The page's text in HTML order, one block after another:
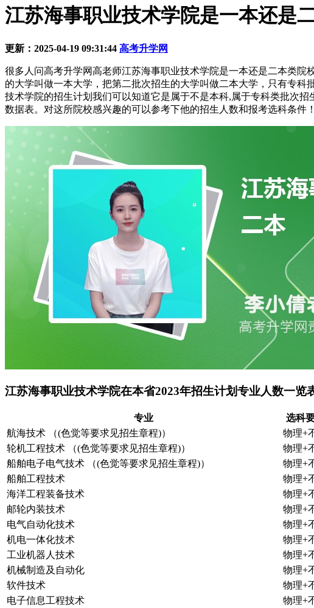
江苏海事职业技术学院是一本还是
更新：2025-04-19 09:31:44 高考升学网
很多人问高考升学网高老师江苏海事职业技术学院是一本还是二本类
的大学叫做一本大学，把第二批次招生的大学叫做二本大学，只有专
技术学院的招生计划我们可以知道它是属于不是本科,属于专科类批次
数据表。对这所院校感兴趣的可以参考下他的招生人数和报考选科条件！
江苏海事职业技术学院在本省2023年招生计划专业人数一览
专业 选科
航海技术 （(色觉等要求见招生章程)）
物理+
轮机工程技术 （(色觉等要求见招生章程)）
物理+
船舶电子电气技术 （(色觉等要求见招生章程)）
物理+
船舶工程技术
物理+
海洋工程装备技术
物理+
邮轮内装技术
物理+
电气自动化技术
物理+
机电一体化技术
物理+
工业机器人技术
物理+
机械制造及自动化
物理+
软件技术
物理+
电子信息工程技术
物理+